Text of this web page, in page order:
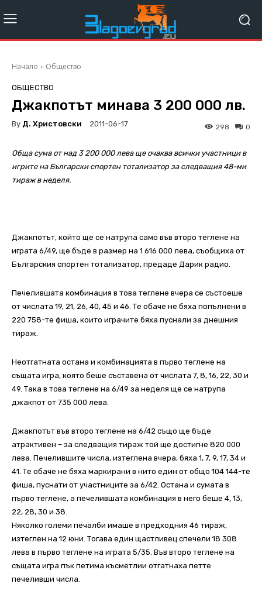
Начало Общество
ОБЩЕСТВО
Джакпотът минава 3 200 000 лв.
By Д. Христовски 2011-06-17 0
298
Обща сума от над 3 200 000 лева ще очаква всички участници в
игрите на Български спортен тотализатор за следващия 48-ми
тираж в неделя.
Джакпотът, който ще се натрупа само във второ теглене на
играта 6/49, ще бъде в размер на 1 616 000 лева, съобщиха от
Българския спортен тотализатор, предаде Дарик радио.
Печелившата комбинация в това теглене вчера се състоеше
от числата 19, 21, 26, 40, 45 и 46. Те обаче не бяха попълнени в
220 758-те фиша, които играчите бяха пуснали за днешния
тираж.
Неотгатната остана и комбинацията в първо теглене на
същата игра, която беше съставена от числата 7, 8, 16, 22, 30 и
49. Така в това теглене на 6/49 за неделя ще се натрупа
джакпот от 735 000 лева.
Джакпотът във второ теглене на 6/42 също ще бъде
атрактивен – за следващия тираж той ще достигне 820 000
лева. Печелившите числа, изтеглена вчера, бяха 1, 7, 9, 17, 34 и
41. Те обаче не бяха маркирани в нито един от общо 104 144-те
фиша, пуснати от участниците за 6/42. Остана и сумата в
първо теглене, а печелившата комбинация в него беше 4, 13,
22, 28, 30 и 38.
Няколко големи печалби имаше в предходния 46 тираж,
изтеглен на 12 юни. Тогава един щастливец спечели 18 308
лева в първо теглене на играта 5/35. Във второ теглене на
същата игра пък петима късметлии отгатнаха петте
печеливши числа.